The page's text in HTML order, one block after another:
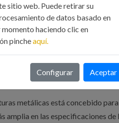
Y CÁLCULO DE
11/2020
metálicas está concebido para
amplia en las especificaciones de
sitio web. Puede retirar su
de datos basado en
haciendo clic en
pincheaquí.
Configurar Aceptar